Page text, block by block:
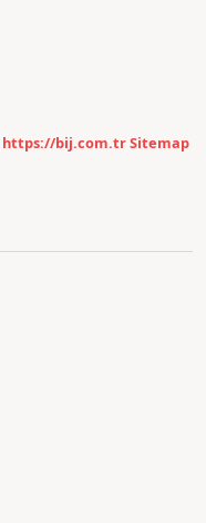
https://bij.com.trSitemap